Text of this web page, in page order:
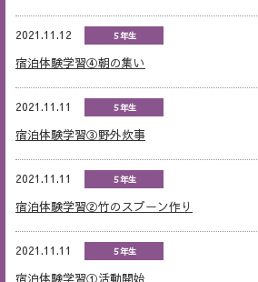
2021.11.12 ５年生
宿泊体験学習④朝の集い
2021.11.11 ５年生
宿泊体験学習③野外炊事
2021.11.11 ５年生
宿泊体験学習②竹のスプーン作り
2021.11.11 ５年生
宿泊体験学習①活動開始